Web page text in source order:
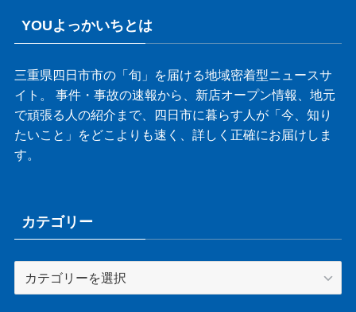
YOUよっかいちとは
三重県四日市市の「旬」を届ける地域密着型ニュースサ
イト。 事件・事故の速報から、新店オープン情報、地元
で頑張る人の紹介まで、四日市に暮らす人が「今、知り
たいこと」をどこよりも速く、詳しく正確にお届けしま
す。
カテゴリー
テ